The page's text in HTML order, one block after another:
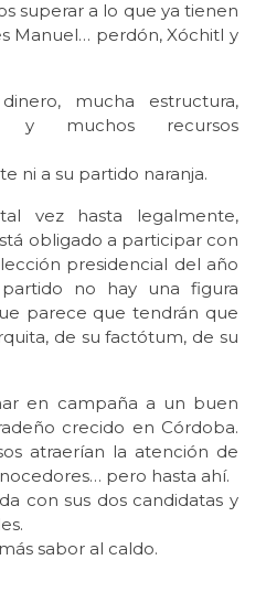
superar a lo que ya tienen
Manuel… perdón, Xóchitl y
mucha estructura,
y muchos recursos
ni a su partido naranja.
vez hasta legalmente,
obligado a participar con
presidencial del año
no hay una figura
parece que tendrán que
de su factótum, de su
en campaña a un buen
crecido en Córdoba.
atraerían la atención de
pero hasta ahí.
con sus dos candidatas y
sabor al caldo.